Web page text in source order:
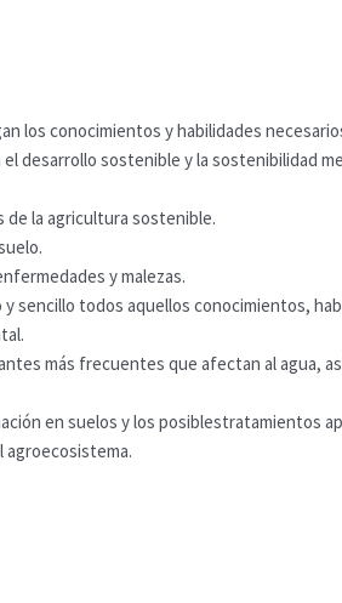
los conocimientos y habilidades
desarrollo sostenible y la sostenibilidad
de la agricultura sostenible.
y malezas.
y sencillo todos aquellos conocimientos,
más frecuentes que afectan al agua,
en suelos y los posiblestratamientos
agroecosistema.